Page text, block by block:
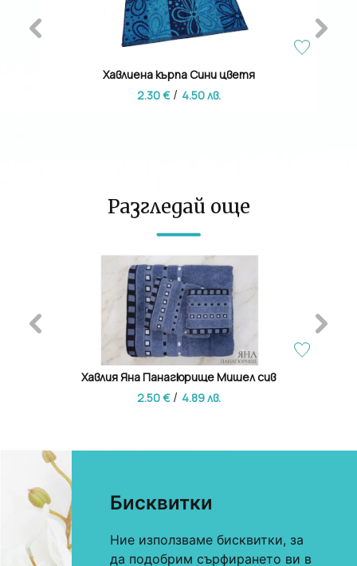
Бисквитки
Ние използваме бисквитки, за
да подобрим сърфирането ви в
Хавлиена кърпа Сини цветя
2.30 € / 4.50 лв.
Разгледай още
Хавлия Яна Панагюрище Мишел сив
2.50 € / 4.89 лв.
За онлайн поръчки 0893 622 184